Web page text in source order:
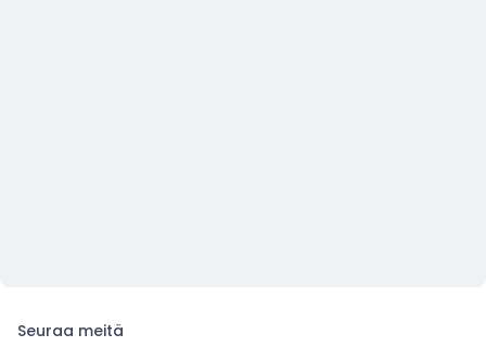
Seuraa meitä